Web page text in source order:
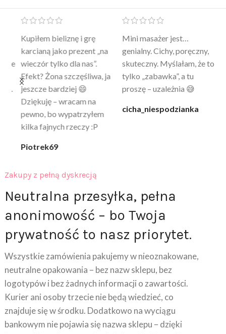
Mini masażer jest…
genialny. Cichy, poręczny,
skuteczny. Myślałam, że to
tylko „zabawka”, a tu
proszę – uzależnia 😅
cicha_niespodzianka
Ten żel intymny to był
strzał w 10 – nie tylko
poprawia komfort, ale też
daje przyjemne uczucie
ciepła. Nie uczula, bez
na pewno nie raz kupie
anonimowość – bo Twoja
prywatność to nasz priorytet.
Wszystkie zamówienia pakujemy w nieoznakowane,
neutralne opakowania – bez nazw sklepu, bez
logotypów i bez żadnych informacji o zawartości.
Kurier ani osoby trzecie nie będą wiedzieć, co
znajduje się w środku. Dodatkowo na wyciągu
bankowym nie pojawia się nazwa sklepu – dzięki
temu robisz zakupy swobodnie, komfortowo i bez